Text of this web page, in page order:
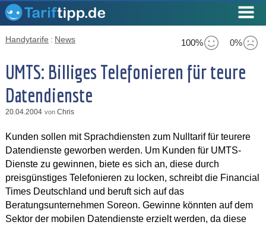
100% 0%
Handytarife : News
UMTS: Billiges Telefonieren für teure
Datendienste
20.04.2004 von Chris
Kunden sollen mit Sprachdiensten zum Nulltarif für teurere
Datendienste geworben werden. Um Kunden für UMTS-
Dienste zu gewinnen, biete es sich an, diese durch
preisgünstiges Telefonieren zu locken, schreibt die Financial
Times Deutschland und beruft sich auf das
Beratungsunternehmen Soreon. Gewinne könnten auf dem
Sektor der mobilen Datendienste erzielt werden, da diese